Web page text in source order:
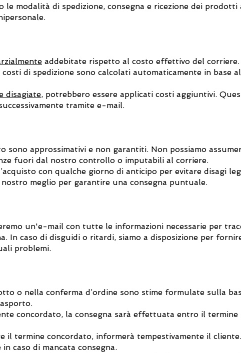
le modalità di spedizione, consegna e ricezione dei
addebitate rispetto al costo effettivo del
di spedizione sono calcolati automaticamente in base
disagiate, potrebbero essere applicati costi aggiuntivi.
tramite e-mail.
sono approssimativi e non garantiti. Non possiamo
fuori dal nostro controllo o imputabili al corriere.
con qualche giorno di anticipo per evitare disagi
meglio per garantire una consegna puntuale.
un'e-mail con tutte le informazioni necessarie per
In caso di disguidi o ritardi, siamo a disposizione per
problemi.
o nella conferma d’ordine sono stime formulate sulla
concordato, la consegna sarà effettuata entro il
il termine concordato, informerà tempestivamente il
caso di mancata consegna.